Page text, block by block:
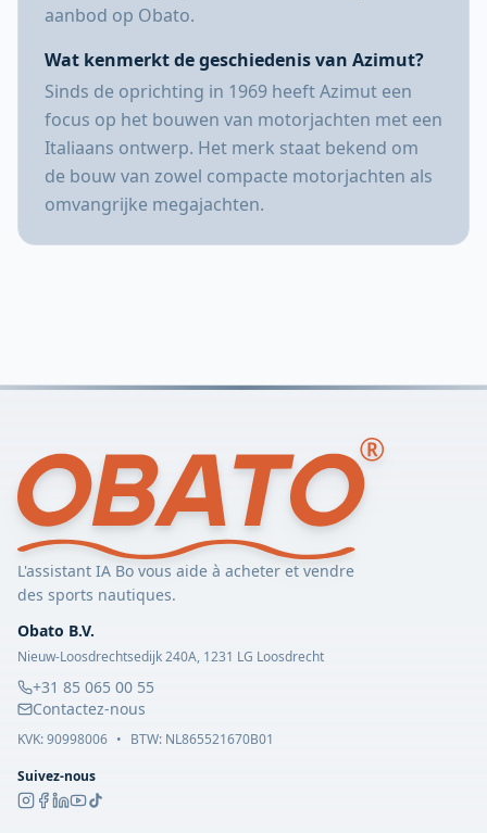
aanbod op Obato.
Wat kenmerkt de geschiedenis van Azimut?
Sinds de oprichting in 1969 heeft Azimut een
focus op het bouwen van motorjachten met een
Italiaans ontwerp. Het merk staat bekend om
de bouw van zowel compacte motorjachten als
omvangrijke megajachten.
L'assistant IA Bo vous aide à acheter et vendre
des sports nautiques.
Obato B.V.
Nieuw-Loosdrechtsedijk 240A, 1231 LG Loosdrecht
+31 85 065 00 55
Contactez-nous
KVK:90998006 • BTW: NL865521670B01
Suivez-nous